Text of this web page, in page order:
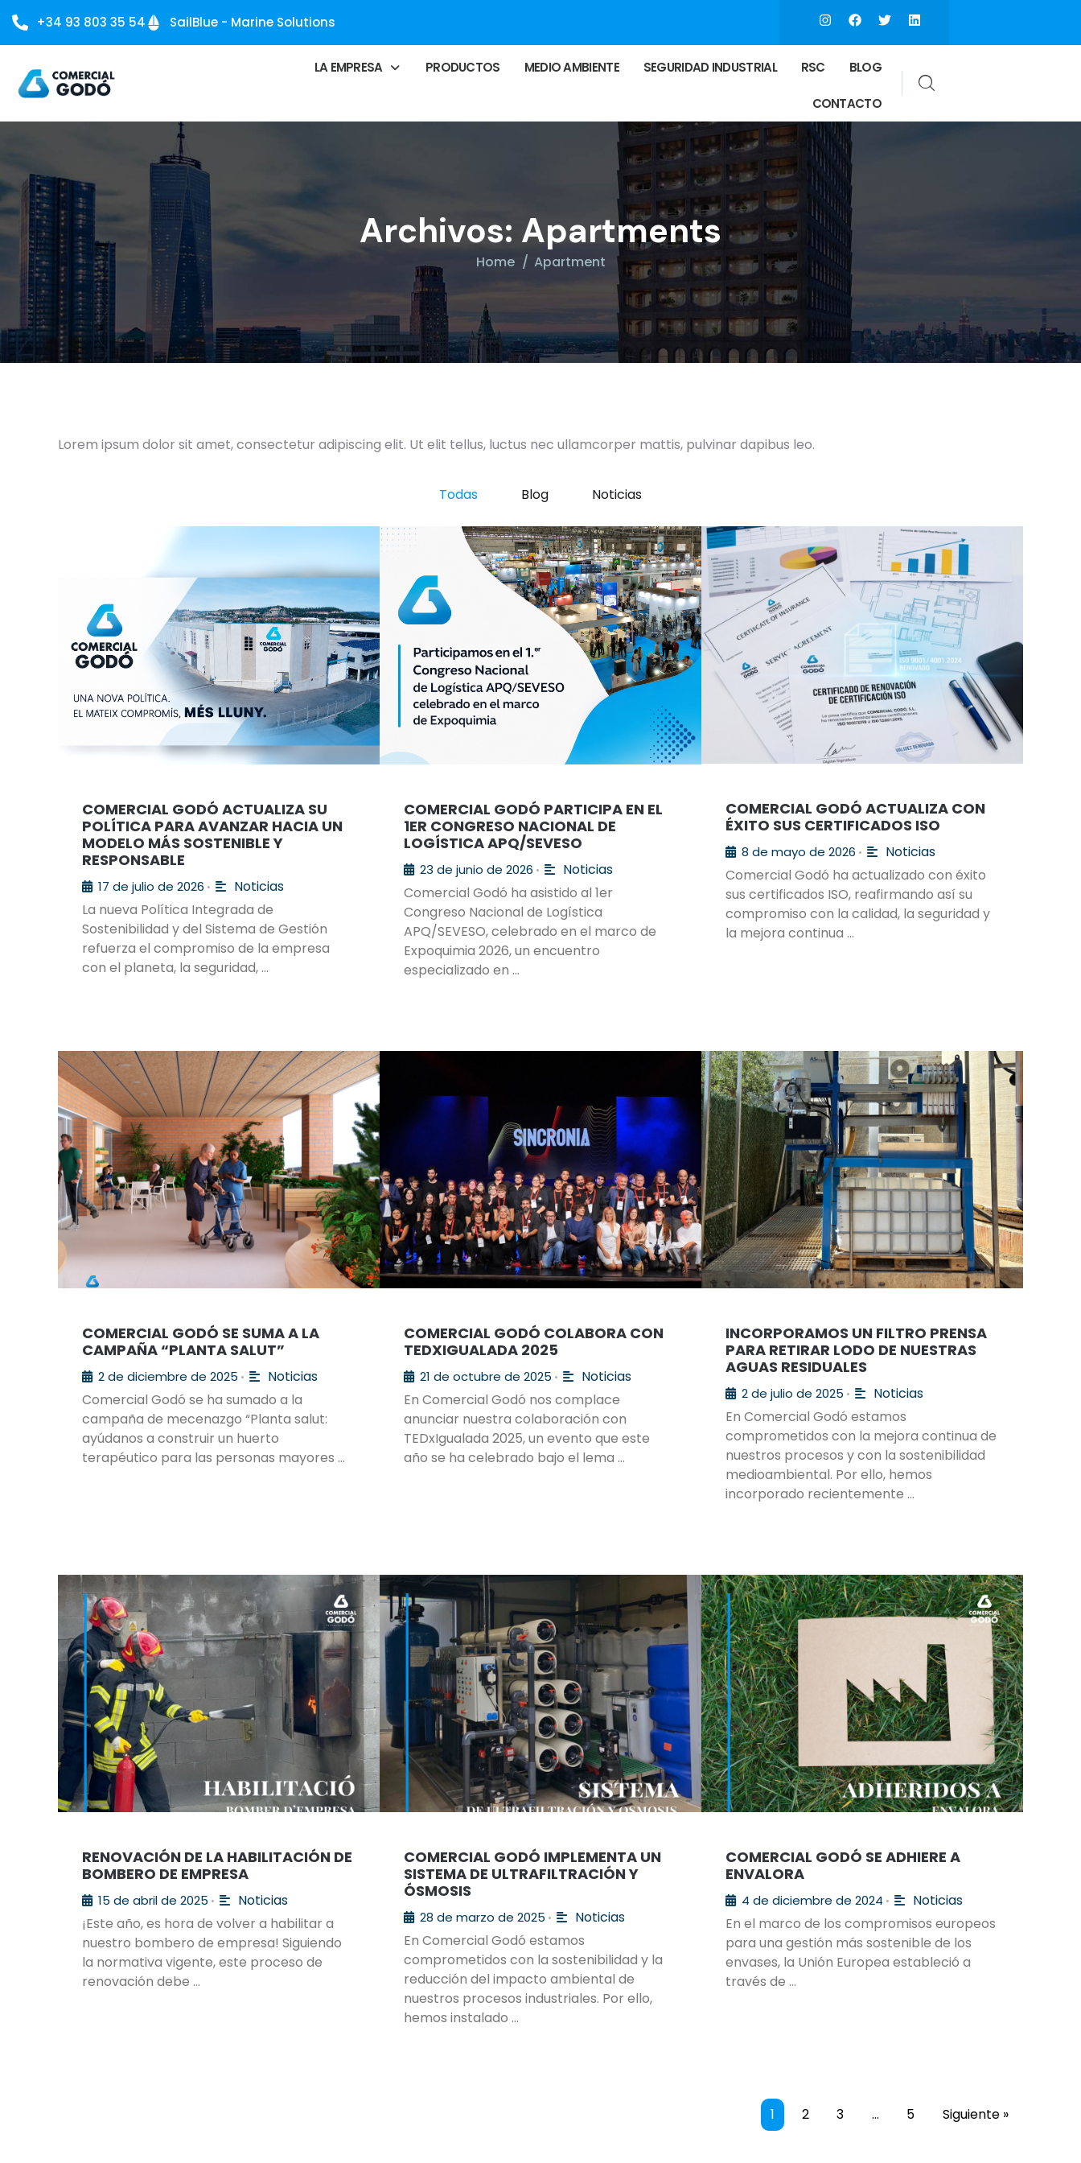
+34 93 803 35 54 SailBlue - Marine Solutions
LA EMPRESA PRODUCTOS MEDIO AMBIENTE SEGURIDAD INDUSTRIAL RSC BLOG
CONTACTO
Archivos: Apartments
Home Apartment
Lorem ipsum dolor sit amet, consectetur adipiscing elit. Ut elit tellus, luctus nec ullamcorper mattis, pulvinar dapibus leo.
Todas Blog Noticias
COMERCIAL GODÓ ACTUALIZA SU
POLÍTICA PARA AVANZAR HACIA UN
MODELO MÁS SOSTENIBLE Y
RESPONSABLE
17 de julio de 2026 •
Noticias
La nueva Política Integrada de
Sostenibilidad y del Sistema de Gestión
refuerza el compromiso de la empresa
con el planeta, la seguridad, …
COMERCIAL GODÓ PARTICIPA EN EL
1ER CONGRESO NACIONAL DE
LOGÍSTICA APQ/SEVESO
23 de junio de 2026 •
Noticias
Comercial Godó ha asistido al 1er
Congreso Nacional de Logística
APQ/SEVESO, celebrado en el marco de
Expoquimia 2026, un encuentro
especializado en …
COMERCIAL GODÓ ACTUALIZA CON
ÉXITO SUS CERTIFICADOS ISO
8 de mayo de 2026 •
Noticias
Comercial Godó ha actualizado con éxito
sus certificados ISO, reafirmando así su
compromiso con la calidad, la seguridad y
la mejora continua …
COMERCIAL GODÓ SE SUMA A LA
CAMPAÑA “PLANTA SALUT”
2 de diciembre de 2025 •
Noticias
Comercial Godó se ha sumado a la
campaña de mecenazgo “Planta salut:
ayúdanos a construir un huerto
terapéutico para las personas mayores …
COMERCIAL GODÓ COLABORA CON
TEDXIGUALADA 2025
21 de octubre de 2025 •
Noticias
En Comercial Godó nos complace
anunciar nuestra colaboración con
TEDxIgualada 2025, un evento que este
año se ha celebrado bajo el lema …
INCORPORAMOS UN FILTRO PRENSA
PARA RETIRAR LODO DE NUESTRAS
AGUAS RESIDUALES
2 de julio de 2025 •
Noticias
En Comercial Godó estamos
comprometidos con la mejora continua de
nuestros procesos y con la sostenibilidad
medioambiental. Por ello, hemos
incorporado recientemente …
RENOVACIÓN DE LA HABILITACIÓN DE
BOMBERO DE EMPRESA
15 de abril de 2025 •
Noticias
¡Este año, es hora de volver a habilitar a
nuestro bombero de empresa! Siguiendo
la normativa vigente, este proceso de
renovación debe …
COMERCIAL GODÓ IMPLEMENTA UN
SISTEMA DE ULTRAFILTRACIÓN Y
ÓSMOSIS
28 de marzo de 2025 •
Noticias
En Comercial Godó estamos
comprometidos con la sostenibilidad y la
reducción del impacto ambiental de
nuestros procesos industriales. Por ello,
hemos instalado …
COMERCIAL GODÓ SE ADHIERE A
ENVALORA
4 de diciembre de 2024 •
Noticias
En el marco de los compromisos europeos
para una gestión más sostenible de los
envases, la Unión Europea estableció a
través de …
1 2 3 … 5 Siguiente »